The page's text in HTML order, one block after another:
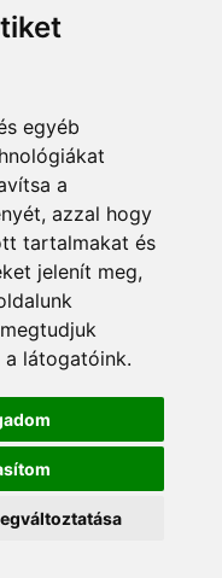
egyéb
a
azzal hogy
tartalmakat és
jelenít meg,
a látogatóink.
(vágott, cserepes,